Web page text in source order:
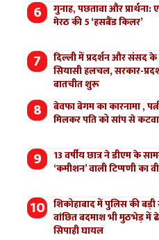
गुनाह, पछतावा और
मेरठ की 5 ‘हसबैंड किलर’
दिल्ली में प्रदर्शन और संसद
सियासी हलचल, सरकार-
बातचीत शुरू
बेवफा बेगम का कारनामा ,
मिलकर पति को सांप से
13 वर्षीय छात्र ने डीएम के
‘कमीशन’ वाली टिप्पणी का
शिकोहाबाद में पुलिस की
वांछित बदमाश भी मुठभेड़ में
सिपाही घायल